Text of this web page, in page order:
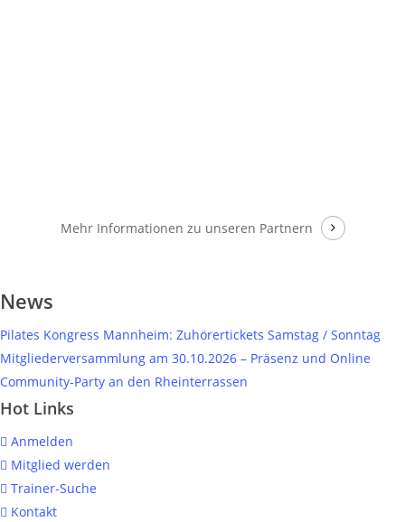
Mehr Informationen zu unseren Partnern
News
Pilates Kongress Mannheim: Zuhörertickets Samstag / Sonntag
Mitgliederversammlung am 30.10.2026 – Präsenz und Online
Community-Party an den Rheinterrassen
Hot Links
Anmelden
Mitglied werden
Trainer-Suche
Kontakt